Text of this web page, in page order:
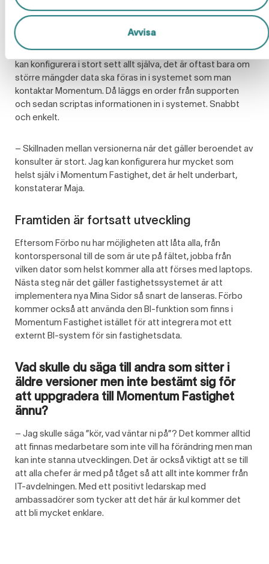
Avvisa
uppdaterat” – tack!
Den nya versionen är också helt annorlunda när det
kommer till möjligheten att konfigurera systemet. Förbo
kan konfigurera i stort sett allt själva, det är oftast bara om
större mängder data ska föras in i systemet som man
kontaktar Momentum. Då läggs en order från supporten
och sedan scriptas informationen in i systemet. Snabbt
och enkelt.
– Skillnaden mellan versionerna när det gäller beroendet av
konsulter är stort. Jag kan konfigurera hur mycket som
helst själv i Momentum Fastighet, det är helt underbart,
konstaterar Maja.
Framtiden är fortsatt utveckling
Eftersom Förbo nu har möjligheten att låta alla, från
kontorspersonal till de som är ute på fältet, jobba från
vilken dator som helst kommer alla att förses med laptops.
Nästa steg när det gäller fastighetssystemet är att
implementera nya Mina Sidor så snart de lanseras. Förbo
kommer också att använda den BI-funktion som finns i
Momentum Fastighet istället för att integrera mot ett
externt BI-system för sin fastighetsdata.
Vad skulle du säga till andra som sitter i
äldre versioner men inte bestämt sig för
att uppgradera till Momentum Fastighet
ännu?
– Jag skulle säga ”kör, vad väntar ni på”? Det kommer alltid
att finnas medarbetare som inte vill ha förändring men man
kan inte stanna utvecklingen. Det är också viktigt att se till
att alla chefer är med på tåget så att allt inte kommer från
IT-avdelningen. Med ett positivt ledarskap med
ambassadörer som tycker att det här är kul kommer det
att bli mycket enklare.